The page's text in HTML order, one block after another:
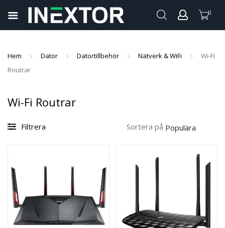
0
Hem Dator Datortillbehör Nätverk & WiFi
Wi-Fi
Routrar
Wi-Fi Routrar
Filtrera Sortera på